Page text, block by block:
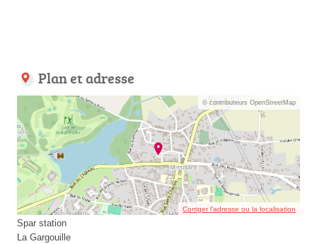
Plan et adresse
© contributeurs OpenStreetMap
Corriger l’adresse ou la localisation
Spar station
La Gargouille